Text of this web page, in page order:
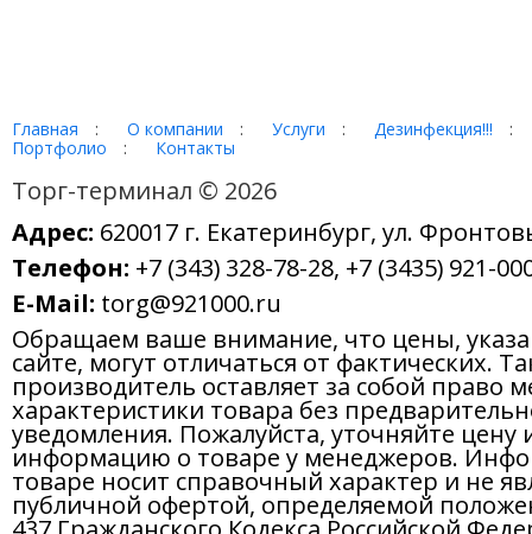
Дезинфекция!!!
Портфолио
Контакты
Торг-терминал © 2026
Адрес: 620017 г. Екатеринбург, ул.
Телефон: +7 (343) 328-78-28, +7 (3435) 921-
E-Mail: torg@921000.ru
Обращаем ваше внимание, что цены,
сайте, могут отличаться от фактических.
производитель оставляет за собой право
характеристики товара без
уведомления. Пожалуйста, уточняйте цену
информацию о товаре у менеджеров.
товаре носит справочный характер и не
публичной офертой, определяемой
437 Гражданского Кодекса Российской